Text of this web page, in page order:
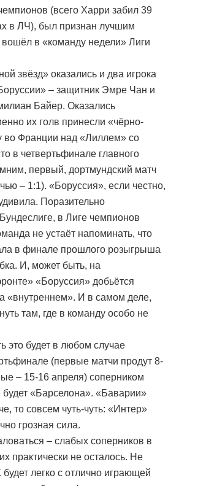
(всего Харри забил 39
в ЛЧ), был признан лучшим
вошёл в «команду недели» Лиги
звёзд» оказались и два игрока
– защитник Эмре Чан и
Байер. Оказались
их голв принесли «чёрно-
во Франции над «Лиллем» со
в четвертьфинале главного
первый, дортмундский матч
– 1:1). «Боруссия», если честно,
Поразительно
в Лиге чемпионов
не устаёт напоминать, что
в финале прошлого розыгрыша
И, может быть, на
«Боруссия» добьётся
«внутреннем». И в самом деле,
там, где в команду особо не
это будет в любом случае
(первые матчи продут 8-
– 15-16 апреля) соперником
«Барселона». «Баварии»
то совсем чуть-чуть: «Интер»
грозная сила.
– слабых соперников в
практически не осталось. Не
легко с отлично играющей